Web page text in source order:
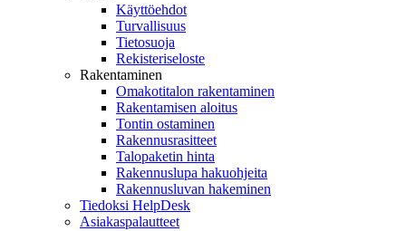
Käyttöehdot
Turvallisuus
Tietosuoja
Rekisteriseloste
Rakentaminen
Omakotitalon rakentaminen
Rakentamisen aloitus
Tontin ostaminen
Rakennusrasitteet
Talopaketin hinta
Rakennuslupa hakuohjeita
Rakennusluvan hakeminen
Tiedoksi HelpDesk
Asiakaspalautteet